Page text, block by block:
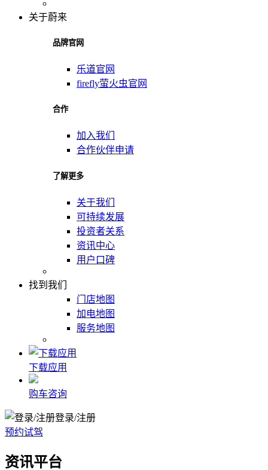
关于蔚来
品牌官网
乐道官网
firefly萤火虫官网
合作
加入我们
合作伙伴申请
了解更多
关于我们
可持续发展
投资者关系
资讯中心
用户口碑
找到我们
门店地图
加电地图
服务地图
下载应用
购车咨询
登录/注册
预约试驾
资讯平台